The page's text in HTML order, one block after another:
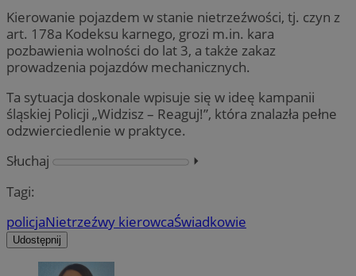
Kierowanie pojazdem w stanie nietrzeźwości, tj. czyn z
art. 178a Kodeksu karnego, grozi m.in. kara
pozbawienia wolności do lat 3, a także zakaz
prowadzenia pojazdów mechanicznych.
Ta sytuacja doskonale wpisuje się w ideę kampanii
śląskiej Policji „Widzisz – Reaguj!”, która znalazła pełne
odzwierciedlenie w praktyce.
Słuchaj
⏵︎
Tagi:
policjaNietrzeźwy kierowcaŚwiadkowie
Udostępnij